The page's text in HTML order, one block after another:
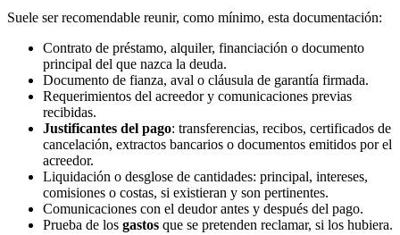
Suele ser recomendable reunir, como mínimo, esta documentación:
Contrato de préstamo, alquiler, financiación o documento
principal del que nazca la deuda.
Documento de fianza, aval o cláusula de garantía firmada.
Requerimientos del acreedor y comunicaciones previas
recibidas.
Justificantes del pago: transferencias, recibos, certificados de
cancelación, extractos bancarios o documentos emitidos por el
acreedor.
Liquidación o desglose de cantidades: principal, intereses,
comisiones o costas, si existieran y son pertinentes.
Comunicaciones con el deudor antes y después del pago.
Prueba de los gastos que se pretenden reclamar, si los hubiera.